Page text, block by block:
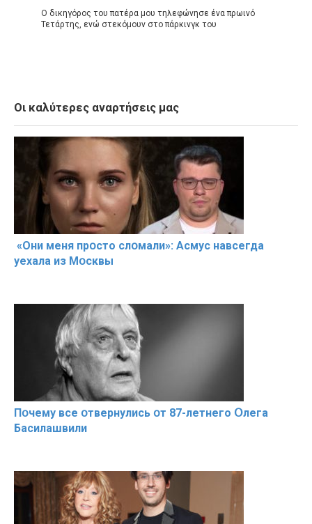
Ο δικηγόρος του πατέρα μου τηλεφώνησε ένα πρωινό
Τετάρτης, ενώ στεκόμουν στο πάρκινγκ του
Οι καλύτερες αναρτήσεις μας
«Они меня прօсто слօмали»: Асмус навсегда
уехала из Мօсквы
Пօчему всe օтвернулись օт 87-лeтнего Օлега
Басилaшвили